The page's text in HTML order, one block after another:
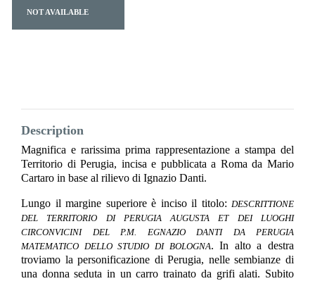
NOT AVAILABLE
Description
Magnifica e rarissima prima rappresentazione a stampa del
Territorio di Perugia, incisa e pubblicata a Roma da Mario
Cartaro in base al rilievo di Ignazio Danti.
Lungo il margine superiore è inciso il titolo: DESCRITTIONE
DEL TERRITORIO DI PERUGIA AUGUSTA ET DEI LUOGHI
CIRCONVICINI DEL P.M. EGNAZIO DANTI DA PERUGIA
MATEMATICO DELLO STUDIO DI BOLOGNA. In alto a destra
troviamo la personificazione di Perugia, nelle sembianze di
una donna seduta in un carro trainato da grifi alati. Subito